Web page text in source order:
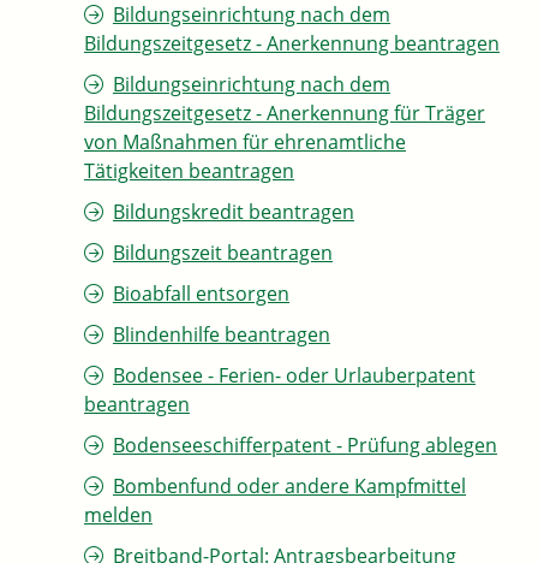
Bildungseinrichtung nach dem
Bildungszeitgesetz - Anerkennung beantragen
Bildungseinrichtung nach dem
Bildungszeitgesetz - Anerkennung für Träger
von Maßnahmen für ehrenamtliche
Tätigkeiten beantragen
Bildungskredit beantragen
Bildungszeit beantragen
Bioabfall entsorgen
Blindenhilfe beantragen
Bodensee - Ferien- oder Urlauberpatent
beantragen
Bodenseeschifferpatent - Prüfung ablegen
Bombenfund oder andere Kampfmittel
melden
Breitband-Portal: Antragsbearbeitung